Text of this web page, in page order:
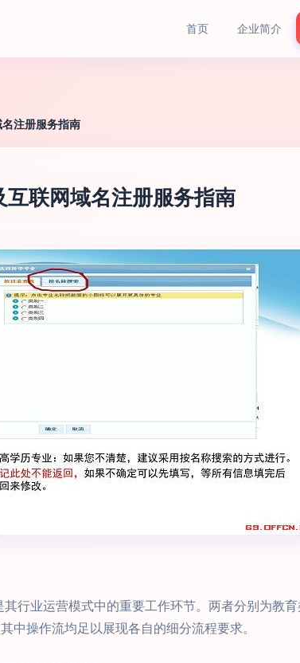
首页 企业简介
注册服务指南
联网域名注册服务指南
行业运营模式中的重要工作环节。两者分别为教
中操作流均足以展现各自的细分流程要求。